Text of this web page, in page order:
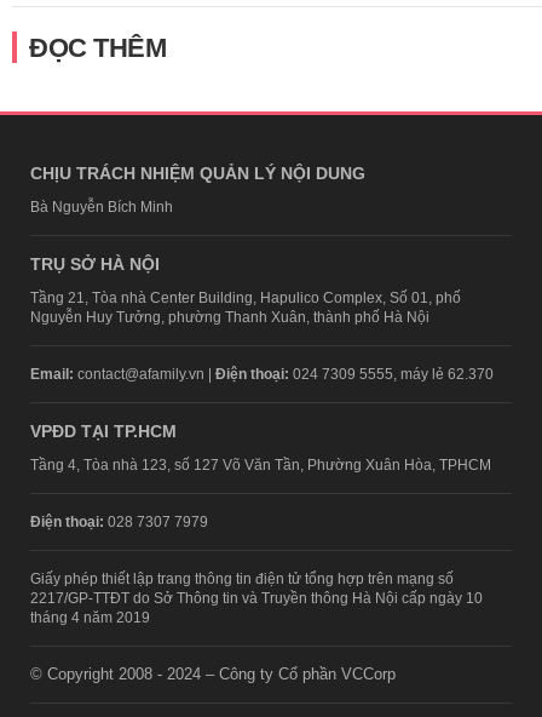
ĐỌC THÊM
CHỊU TRÁCH NHIỆM QUẢN LÝ NỘI DUNG
Bà Nguyễn Bích Minh
TRỤ SỞ HÀ NỘI
Tầng 21, Tòa nhà Center Building, Hapulico Complex, Số 01, phố
Nguyễn Huy Tưởng, phường Thanh Xuân, thành phố Hà Nội
Email: contact@afamily.vn | Điện thoại: 024 7309 5555, máy lẻ 62.370
VPĐD TẠI TP.HCM
Tầng 4, Tòa nhà 123, số 127 Võ Văn Tần, Phường Xuân Hòa, TPHCM
Điện thoại: 028 7307 7979
Giấy phép thiết lập trang thông tin điện tử tổng hợp trên mạng số
2217/GP-TTĐT do Sở Thông tin và Truyền thông Hà Nội cấp ngày 10
tháng 4 năm 2019
© Copyright 2008 - 2024 – Công ty Cổ phần VCCorp